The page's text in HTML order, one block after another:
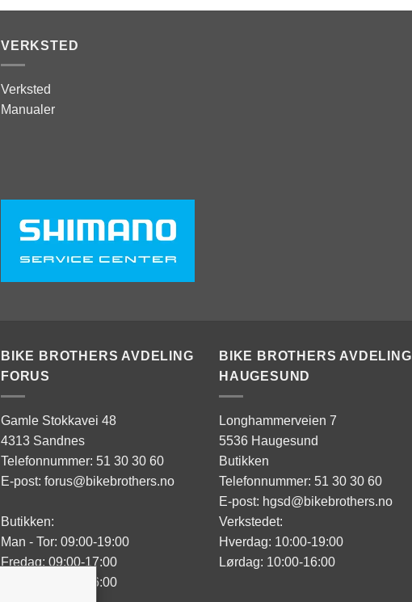
VERKSTED
Verksted
Manualer
BIKE BROTHERS AVDELING
FORUS
Gamle Stokkavei 48
4313 Sandnes
Telefonnummer: 51 30 30 60
E-post: forus@bikebrothers.no
Butikken:
Man - Tor: 09:00-19:00
Fredag: 09:00-17:00
Lørdag: 10:00-16:00
BIKE BROTHERS AVDELING
HAUGESUND
Longhammerveien 7
5536 Haugesund
Butikken
Telefonnummer: 51 30 30 60
E-post: hgsd@bikebrothers.no
Verkstedet:
Hverdag: 10:00-19:00
Lørdag: 10:00-16:00